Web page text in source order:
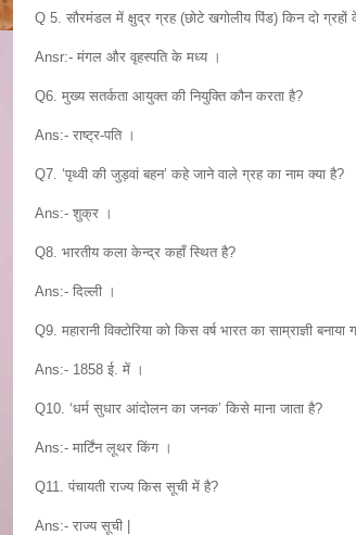
Q 5. सौरमंडल में क्षुद्र ग्रह (छोटे खगोलीय पिंड) किन दो ग्रहों
Ansr:- मंगल और वृहस्पति के मध्य ।
Q6. मुख्य सतर्कता आयुक्त की नियुक्ति कौन करता है?
Ans:- राष्ट्र-पति ।
Q7. ‘पृथ्वी की जुड़वां बहन’ कहे जाने वाले ग्रह का नाम क्या है?
Ans:- शुक्र ।
Q8. भारतीय कला केन्द्र कहाँ स्थित है?
Ans:- दिल्ली ।
Q9. महारानी विक्टोरिया को किस वर्ष भारत का साम्राज्ञी बनाया
Ans:- 1858 ई. में ।
Q10. ‘धर्म सुधार आंदोलन का जनक’ किसे माना जाता है?
Ans:- मार्टिंन लूथर किंग ।
Q11. पंचायती राज्य किस सूची में है?
Ans:- राज्य सूची |